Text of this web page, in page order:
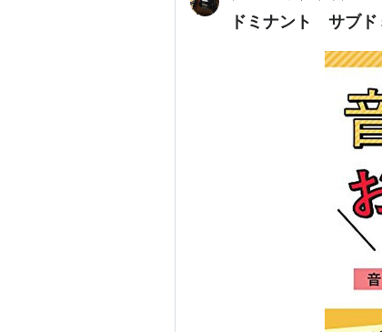
ドミナント サブド